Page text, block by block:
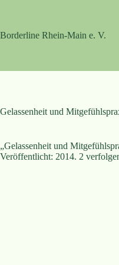
Borderline Rhein-Main e. V.
Gelassenheit und
„Gelassenheit und
Veröffentlicht: 2014. 2